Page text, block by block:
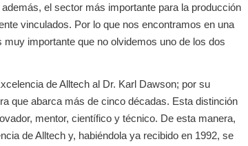
el sector más importante para la producción
vinculados. Por lo que nos encontramos en una
importante que no olvidemos uno de los dos
de Alltech al Dr. Karl Dawson; por su
que abarca más de cinco décadas. Esta distinción
mentor, científico y técnico. De esta manera,
de Alltech y, habiéndola ya recibido en 1992, se